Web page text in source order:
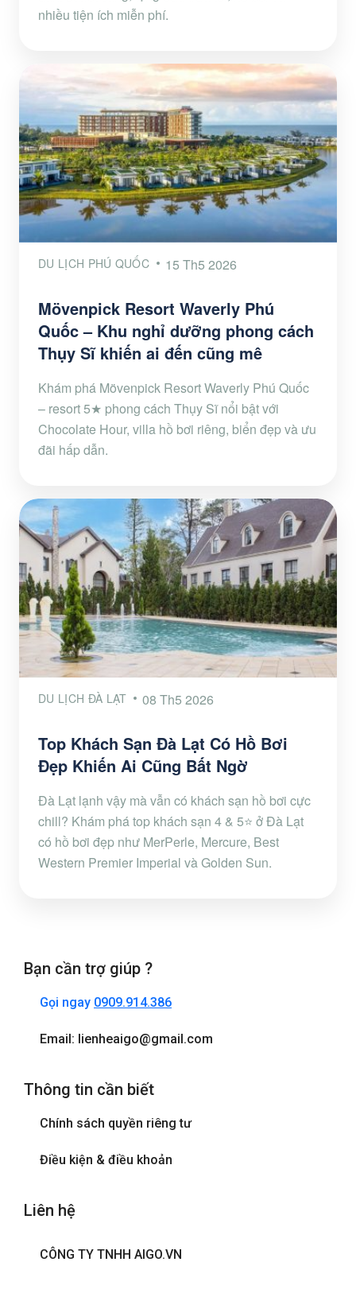
nhiều tiện ích miễn phí.
DU LỊCH PHÚ QUỐC 15 Th5 2026
Mövenpick Resort Waverly Phú
Quốc – Khu nghỉ dưỡng phong cách
Thụy Sĩ khiến ai đến cũng mê
Khám phá Mövenpick Resort Waverly Phú Quốc
– resort 5★ phong cách Thụy Sĩ nổi bật với
Chocolate Hour, villa hồ bơi riêng, biển đẹp và ưu
đãi hấp dẫn.
DU LỊCH ĐÀ LẠT 08 Th5 2026
Top Khách Sạn Đà Lạt Có Hồ Bơi
Đẹp Khiến Ai Cũng Bất Ngờ
Đà Lạt lạnh vậy mà vẫn có khách sạn hồ bơi cực
chill? Khám phá top khách sạn 4 & 5⭐ ở Đà Lạt
có hồ bơi đẹp như MerPerle, Mercure, Best
Western Premier Imperial và Golden Sun.
Bạn cần trợ giúp ?
Gọi ngay 0909.914.386
Email: lienheaigo@gmail.com
Thông tin cần biết
Chính sách quyền riêng tư
Điều kiện & điều khoản
Liên hệ
CÔNG TY TNHH AIGO.VN